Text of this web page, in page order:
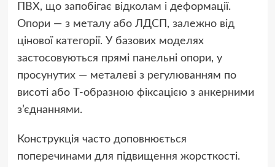
ПВХ, що запобігає відколам і деформації.
Опори — з металу або ЛДСП, залежно від
цінової категорії. У базових моделях
застосовуються прямі панельні опори, у
просунутих — металеві з регулюванням по
висоті або Т-образною фіксацією з анкерними
з’єднаннями.
Конструкція часто доповнюється
поперечинами для підвищення жорсткості.